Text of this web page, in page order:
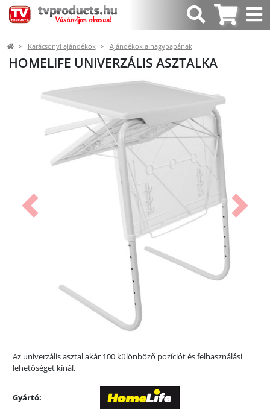
Karácsonyi ajándékok Ajándékok a nagypapának
HOMELIFE UNIVERZÁLIS ASZTALKA
Előző
Az univerzális asztal akár 100 különböző pozíciót és felhasználási
lehetőséget kínál.
Gyártó: